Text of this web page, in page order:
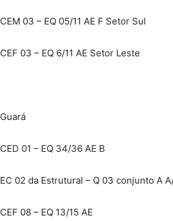
CEM 03 – EQ 05/11 AE F Setor Sul
CEF 03 – EQ 6/11 AE Setor Leste
Guará
CED 01 – EQ 34/36 AE B
EC 02 da Estrutural – Q 03 conjunto A
CEF 08 – EQ 13/15 AE